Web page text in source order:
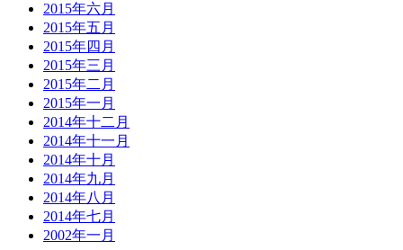
2015年六月
2015年五月
2015年四月
2015年三月
2015年二月
2015年一月
2014年十二月
2014年十一月
2014年十月
2014年九月
2014年八月
2014年七月
2002年一月